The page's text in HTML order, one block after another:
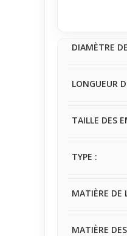
Pour un
DIAMÈTRE
LONGUEUR
TAILLE DES
TYPE :
MATIÈRE DE
MATIÈRE